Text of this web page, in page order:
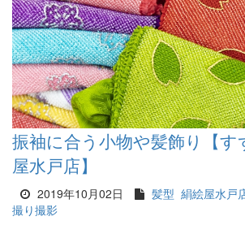
振袖に合う小物や髪飾り【
屋水戸店】
2019年10月02日 髪型 絹絵屋水戸
撮り撮影